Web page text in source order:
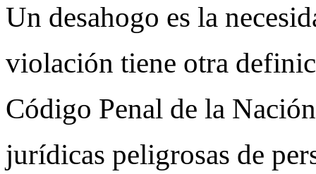
Un desahogo es la
violación tiene otra
Código Penal de la
jurídicas peligrosas de